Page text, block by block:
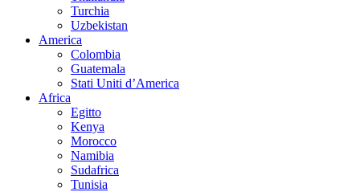
Turchia
Uzbekistan
America
Colombia
Guatemala
Stati Uniti d’America
Africa
Egitto
Kenya
Morocco
Namibia
Sudafrica
Tunisia